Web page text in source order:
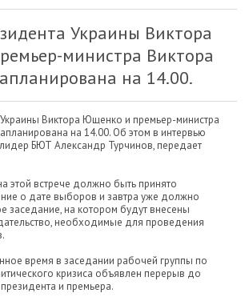
Украины Виктора
министра Виктора
на 14.00.
Виктора Ющенко и премьер-министра
на 14.00. Об этом в интервью
БЮТ Александр Турчинов, передает
этой встрече должно быть принято
о дате выборов и завтра уже должно
заседание, на котором будут внесены
необходимые для проведения
время в заседании рабочей группы по
кризиса объявлен перерыв до
и премьера.